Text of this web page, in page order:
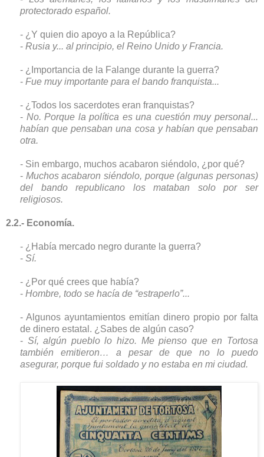
protectorado español.
- ¿Y quien dio apoyo a la República?
- Rusia y... al principio, el Reino Unido y Francia.
- ¿Importancia de la Falange durante la guerra?
- Fue muy importante para el bando franquista...
- ¿Todos los sacerdotes eran franquistas?
- No. Porque la política es una cuestión muy personal...
habían que pensaban una cosa y habían que pensaban
otra.
- Sin embargo, muchos acabaron siéndolo, ¿por qué?
- Muchos acabaron siéndolo, porque (algunas personas)
del bando republicano los mataban solo por ser
religiosos.
2.2.- Economía.
- ¿Había mercado negro durante la guerra?
- Sí.
- ¿Por qué crees que había?
- Hombre, todo se hacía de “estraperlo”...
- Algunos ayuntamientos emitían dinero propio por falta
de dinero estatal. ¿Sabes de algún caso?
- Sí, algún pueblo lo hizo. Me pienso que en Tortosa
también emitieron… a pesar de que no lo puedo
asegurar, porque fui soldado y no estaba en mi ciudad.